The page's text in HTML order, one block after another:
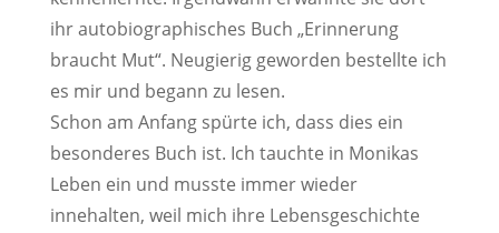
ihr autobiographisches Buch „Erinnerung
braucht Mut“. Neugierig geworden bestellte ich
es mir und begann zu lesen.
Schon am Anfang spürte ich, dass dies ein
besonderes Buch ist. Ich tauchte in Monikas
Leben ein und musste immer wieder
innehalten, weil mich ihre Lebensgeschichte